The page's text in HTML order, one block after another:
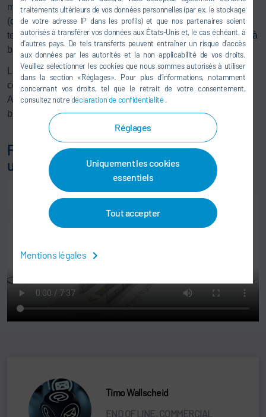
traitements ultérieurs de vos données personnelles (par ex. le stockage
de votre adresse IP dans les profils) et que nos partenaires soient
autorisés à transférer vos données aux États-Unis et, le cas échéant, à
d’autres pays. De tels transferts peuvent entraîner un risque d’accès
aux données par les autorités et la non applicabilité de vos droits.
Veuillez sélectionner les cookies que nous sommes autorisés à utiliser
dans la section «Réglages». Pour plus d’informations, notamment
concernant vos droits, tel que le retrait de votre consentement,
consultez notredéclaration de confidentialité .
Réglages
Uniquement les cookies
essentiels
Tout accepter
Mentions légales
mesure la force de freinage des véhicules utilitaires lourds
(charge maximale par essieu de 13 tonnes) et effectue des
tests de fonctionnement pour les dispositifs de commande à
basse vitesse.
Le système de communication des dispositifs de
commande des bancs d’essai x-road truck pour
ABS/roulement/freinage, et les bancs d’essai de freins x-
brake sont gérés parx-tronic carlink.
Fin de chaîne complète pour véhicules
utilitaires
Timo Wallscheid
END OF LINE, COMMERCIAL